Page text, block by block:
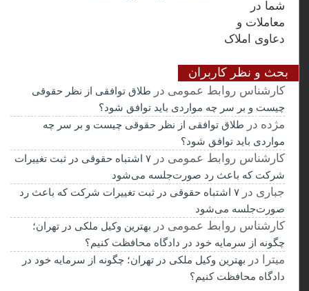
بحث و نظر کاربران
کارشناس روابط عمومیدرطلاق توافقی از نظر حقوقی
چیست و بر سر چه مواردی باید توافق شود؟
مژدهدرطلاق توافقی از نظر حقوقی چیست و بر سر چه
مواردی باید توافق شود؟
کارشناس روابط عمومیدر
۷ اشتباه حقوقی در ثبت تغییرات
شرکت که باعث رد صورت‌جلسه می‌شود
جباری در
۷ اشتباه حقوقی در ثبت تغییرات شرکت که باعث رد
صورت‌جلسه می‌شود
کارشناس روابط عمومیدربهترین وکیل ملکی در تهران؛
چگونه از سرمایه خود در دادگاه محافظت کنیم؟
میترادربهترین وکیل ملکی در تهران؛ چگونه از سرمایه خود در
دادگاه محافظت کنیم؟